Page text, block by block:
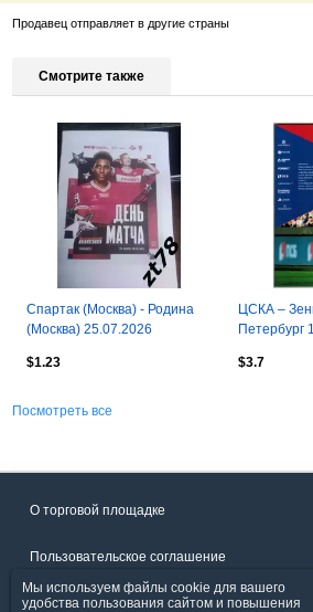
Продавец отправляет в другие страны
Смотрите также
Спартак (Москва) - Родина
(Москва) 25.07.2026
$1.23
ЦСКА –
Петербург
$3.7
Посмотреть все
О торговой площадке
Пользовательское соглашение
Политика конфиденциальности
Мы используем файлы cookie для вашего
удобства пользования сайтом и повышения